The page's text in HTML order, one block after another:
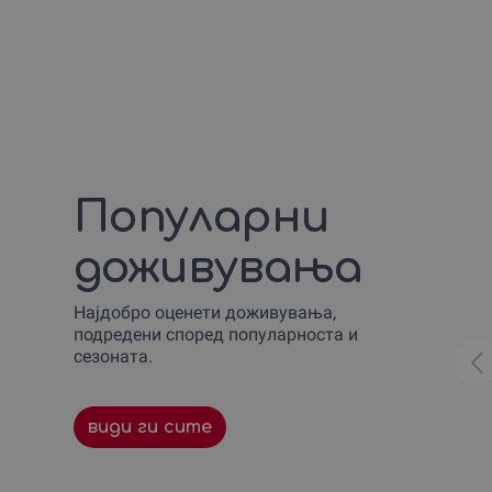
Популарни
доживувања
Најдобро оценети доживувања,
подредени според популарноста и
сезоната.
види ги сите